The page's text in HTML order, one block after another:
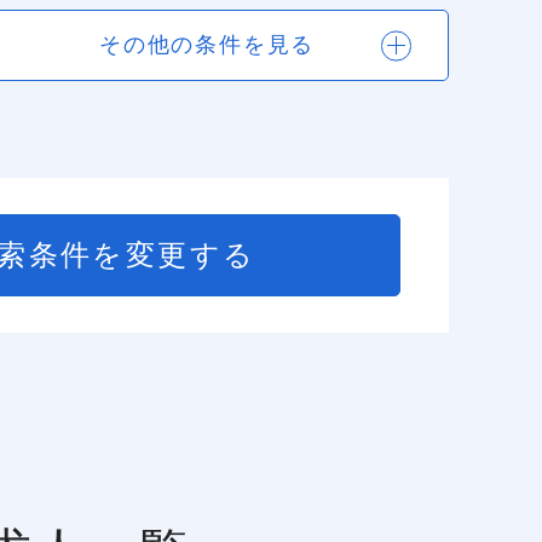
その他の条件を見る
条件を変更する